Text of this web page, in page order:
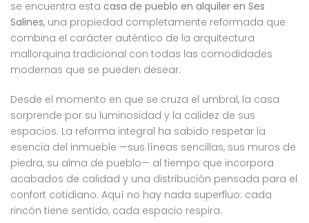
se encuentra esta casa de pueblo en alquiler en Ses
Salines, una propiedad completamente reformada que
combina el carácter auténtico de la arquitectura
mallorquina tradicional con todas las comodidades
modernas que se pueden desear.
Desde el momento en que se cruza el umbral, la casa
sorprende por su luminosidad y la calidez de sus
espacios. La reforma integral ha sabido respetar la
esencia del inmueble —sus líneas sencillas, sus muros de
piedra, su alma de pueblo— al tiempo que incorpora
acabados de calidad y una distribución pensada para el
confort cotidiano. Aquí no hay nada superfluo: cada
rincón tiene sentido, cada espacio respira.